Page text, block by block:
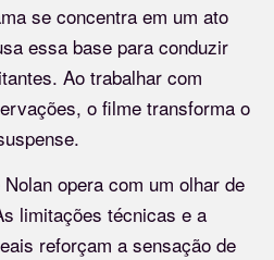
se concentra em um ato
essa base para conduzir
Ao trabalhar com
o filme transforma o
opera com um olhar de
limitações técnicas e a
reforçam a sensação de